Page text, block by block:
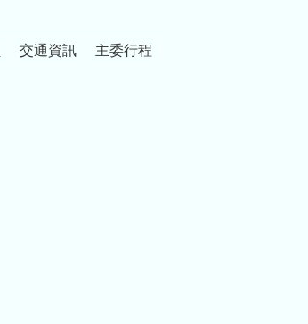
交通資訊 主委行程